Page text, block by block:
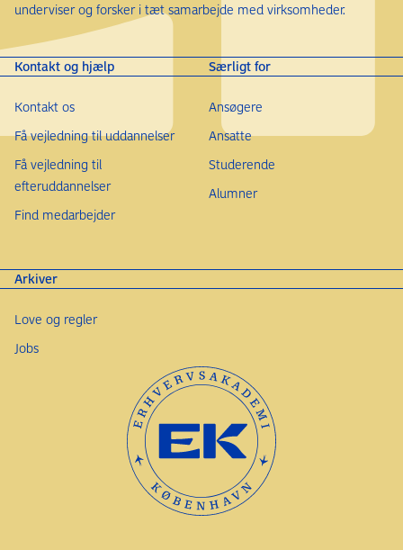
underviser og forsker i tæt samarbejde med virksomheder.
Kontakt og hjælp
Kontakt os
Få vejledning til uddannelser
Få vejledning til
efteruddannelser
Find medarbejder
Særligt for
Ansøgere
Ansatte
Studerende
Alumner
Arkiver
Love og regler
Jobs